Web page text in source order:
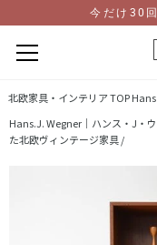
テ
ン
今だけ30
北欧家具・インテリア TOP
Hans.J. Wegner｜ハンス・J・
た北欧ヴィンテージ家具 /